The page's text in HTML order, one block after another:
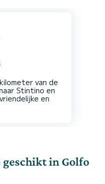
van de
Stintino en
en
geschikt in Golfo